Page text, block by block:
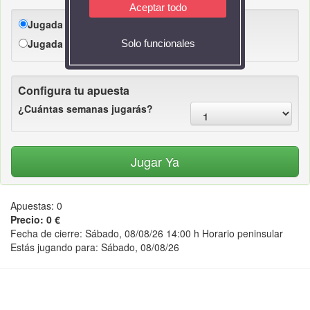
Jugada Individual
Jugada en grupo
Configura tu apuesta
¿Cuántas semanas jugarás?
Apuestas: 0
Precio: 0 €
Fecha de cierre: Sábado, 08/08/26 14:00 h Horario peninsular
Estás jugando para: Sábado, 08/08/26
Aceptar todo
Solo funcionales